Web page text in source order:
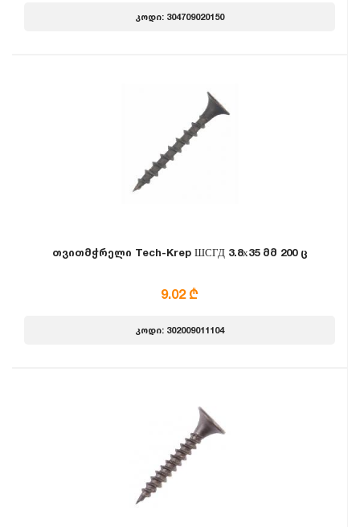
კოდი: 304709020150
თვითმჭრელი Tech-Krep ШСГД 3.8х35 მმ 200 ც
9.02 ₾
კოდი: 302009011104